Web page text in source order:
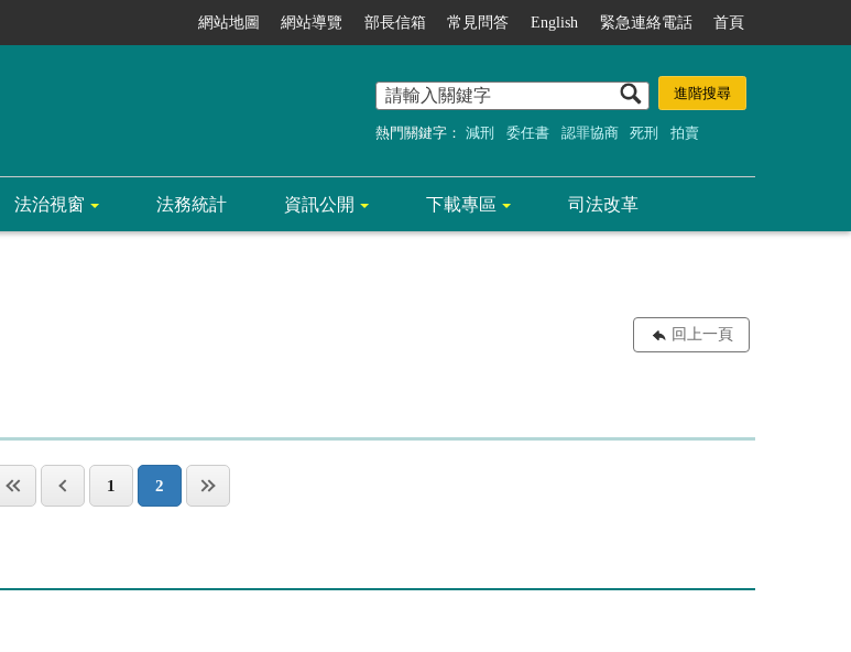
網站地圖 網站導覽 部長信箱 常見問答 English 緊急連絡電話 首頁
熱門關鍵字： 減刑 委任書 認罪協商 死刑 拍賣
法治視窗 法務統計 資訊公開 下載專區 司法改革
回上一頁
1 2